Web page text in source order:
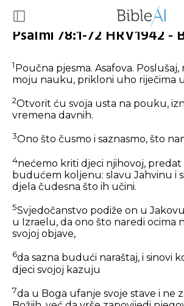
Psalmi 78:1-72 HRV1942 -
1Poučna pjesma. Asafova.
moju nauku, prikloni uho riječima
2Otvorit ću svoja usta na pouku,
vremena davnih.
3Ono što čusmo i saznasmo, što
4nećemo kriti djeci njihovoj, predat
budućem koljenu: slavu Jahvinu i
djela čudesna što ih učini.
5Svjedočanstvo podiže on u
u Izraelu, da ono što naredi ocima
svojoj objave,
6da sazna budući naraštaj, i sinovi
djeci svojoj kazuju
7da u Boga ufanje svoje stave i ne